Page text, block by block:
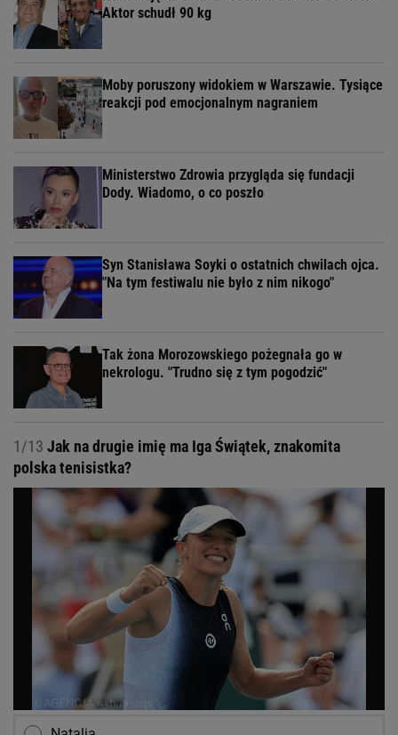
Aktor schudł 90 kg
Moby poruszony widokiem w Warszawie. Tysiące
reakcji pod emocjonalnym nagraniem
Ministerstwo Zdrowia przygląda się fundacji
Dody. Wiadomo, o co poszło
Syn Stanisława Soyki o ostatnich chwilach ojca.
"Na tym festiwalu nie było z nim nikogo"
Tak żona Morozowskiego pożegnała go w
nekrologu. "Trudno się z tym pogodzić"
1/13 Jak na drugie imię ma Iga Świątek, znakomita
polska tenisistka?